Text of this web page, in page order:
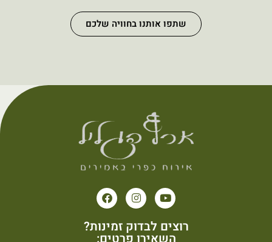
שתפו אותנו בחוויה שלכם
רוצים לבדוק זמינות?
השאירו פרטים: